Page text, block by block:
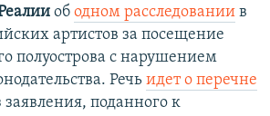
об одном расследовании в
артистов за посещение
полуострова с нарушением
Речь идет о перечне
заявления, поданного к